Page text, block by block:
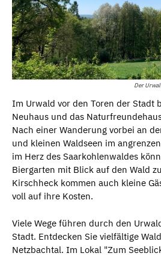
Der
Im Urwald vor den Toren der Stadt
Neuhaus und das
Nach einer Wanderung vorbei an
und kleinen Waldseen im
im Herz des Saarkohlenwaldes
Biergarten mit Blick auf den Wald
Kirschheck kommen auch kleine
voll auf ihre Kosten.
Viele Wege führen durch den
Stadt. Entdecken Sie vielfältige
Netzbachtal. Im Lokal "Zum